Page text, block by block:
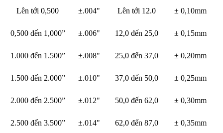
Lên tới 0,500 ±.004" Lên tới 12.0 ± 0,10mm
0,500 đến 1,000” ±.006" 12,0 đến 25,0 ± 0,15mm
1.000 đến 1.500” ±.008" 25,0 đến 37,0 ± 0,20mm
1.500 đến 2.000” ±.010" 37,0 đến 50,0 ± 0,25mm
2.000 đến 2.500” ±.012" 50,0 đến 62,0 ± 0,30mm
2.500 đến 3.500” ±.014" 62,0 đến 87,0 ± 0,35mm